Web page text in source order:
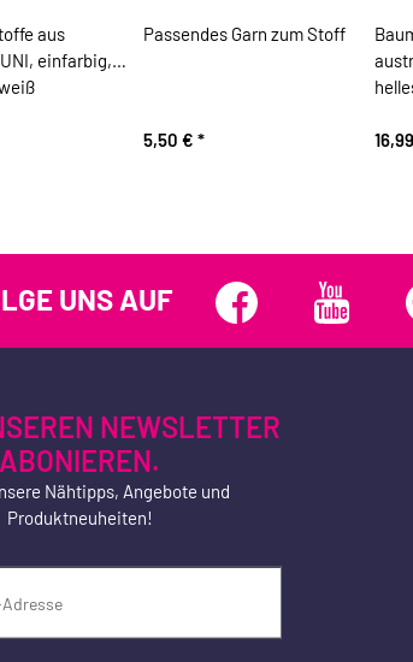
aus
einfarbig,
Passendes Garn zum Stoff
5,50 € *
UNS AUF
NEWSLETTER
ABONIEREN.
Nähtipps, Angebote und
Produktneuheiten!